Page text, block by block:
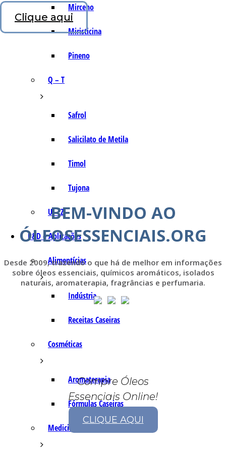
Mirceno
Miristicina
Pineno
Q – T
Safrol
Salicilato de Metila
Timol
Tujona
U – Z
P&D e Aplicações
Alimentícias
Indústria
Receitas Caseiras
Cosméticas
Aromaterapia
Fórmulas Caseiras
Medicinais
Clique aqui
BEM-VINDO AO
ÓLEOSESSENCIAIS.ORG
Desde 2009, trazendo o que há de melhor em informações
sobre óleos essenciais, químicos aromáticos, isolados
naturais, aromaterapia, fragrâncias e perfumaria.
Compre Óleos
Essenciais Online!
CLIQUE AQUI